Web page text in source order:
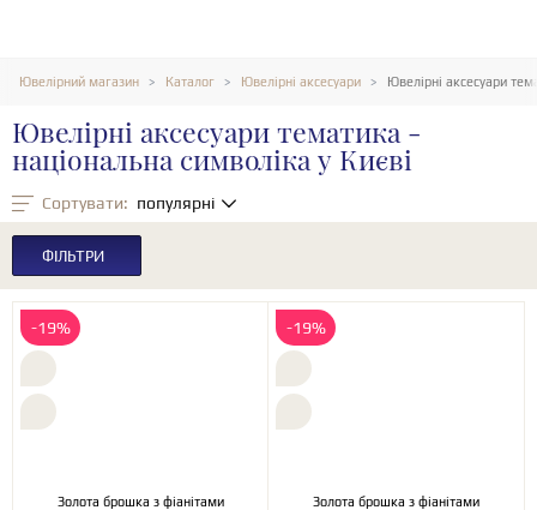
Ювелірний магазин Каталог Ювелірні аксесуари Ювелірні аксесуари
Ювелірні аксесуари тематика -
національна символіка у Києві
Сортувати: популярні
ФІЛЬТРИ
-19%
Золота брошка з фіанітами
-19%
Золота брошка з фіанітами